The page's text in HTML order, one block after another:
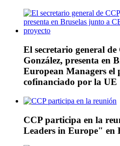
El secretario general
González, presenta en
European Managers
cofinanciado por la UE
CCP participa en la
Leaders in Europe" en